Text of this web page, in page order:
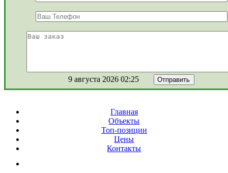
9 августа 2026 02:25
Главная
Объекты
Топ-позиции
Цены
Контакты